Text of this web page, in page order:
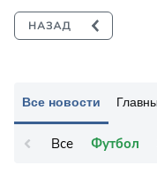
Все новости
Все Футбол